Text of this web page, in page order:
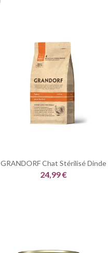
GRANDORF Chat Stérilisé Dinde
24,99 €